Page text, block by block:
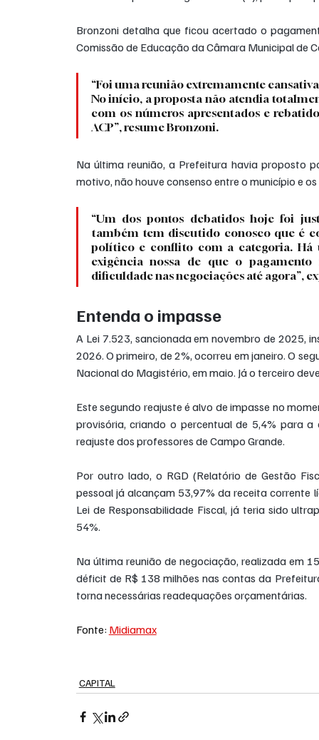
Bronzoni detalha que ficou acertado o
Comissão de Educação da Câmara Municipal de
“Foi uma reunião extremamente
No início, a proposta não atendia
com os números apresentados e
ACP”, resume Bronzoni.
Na última reunião, a Prefeitura havia proposto
motivo, não houve consenso entre o município e
“Um dos pontos debatidos hoje foi
também tem discutido conosco que é
político e conflito com a categoria. Há
exigência nossa de que o
dificuldade nas negociações até agora”,
Entenda o impasse
A Lei 7.523, sancionada em novembro de 2025,
2026. O primeiro, de 2%, ocorreu em janeiro. O
Nacional do Magistério, em maio. Já o terceiro
Este segundo reajuste é alvo de impasse no
provisória, criando o percentual de 5,4% para
reajuste dos professores de Campo Grande.
Por outro lado, o RGD (Relatório de Gestão
pessoal já alcançam 53,97% da receita corrente
Lei de Responsabilidade Fiscal, já teria sido
54%.
Na última reunião de negociação, realizada em
déficit de R$ 138 milhões nas contas da
torna necessárias readequações orçamentárias.
Fonte: Midiamax
CAPITAL